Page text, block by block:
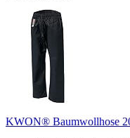
KWON® Baumwollhose